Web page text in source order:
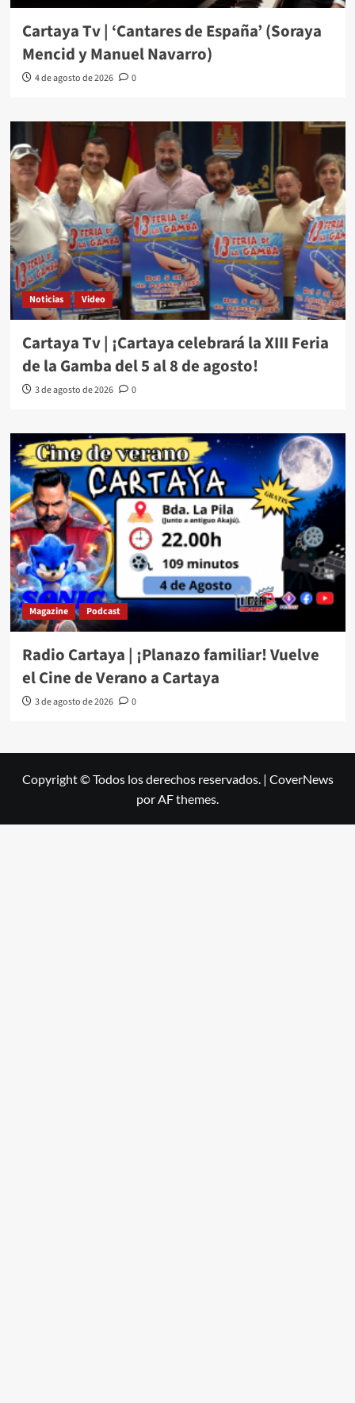
Cartaya Tv | ‘Cantares de España’ (Soraya
Mencid y Manuel Navarro)
4 de agosto de 2026 0
Noticias Video
Cartaya Tv | ¡Cartaya celebrará la XIII Feria
de la Gamba del 5 al 8 de agosto!
3 de agosto de 2026 0
Magazine Podcast
Radio Cartaya | ¡Planazo familiar! Vuelve
el Cine de Verano a Cartaya
3 de agosto de 2026 0
Copyright © Todos los derechos reservados. | CoverNews
por AF themes.